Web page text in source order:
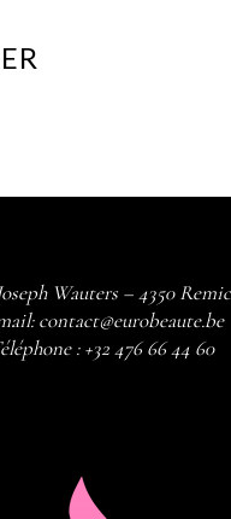
Wauters – 4350
contact@eurobeaute.be
:+32 476 66 44 60